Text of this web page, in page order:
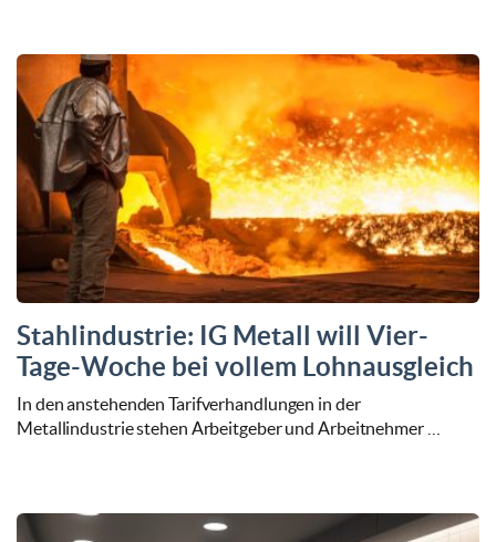
Stahlindustrie: IG Metall will Vier-
Tage-Woche bei vollem Lohnausgleich
In den anstehenden Tarifverhandlungen in der
Metallindustrie stehen Arbeitgeber und Arbeitnehmer …